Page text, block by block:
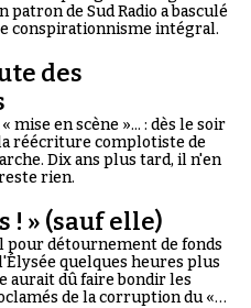
patron de Sud Radio a basculé
conspirationnisme intégral.
des
mise en scène »... : dès le soir
réécriture complotiste de
Dix ans plus tard, il n'en
rien.
! » (sauf elle)
pour détournement de fonds
quelques heures plus
aurait dû faire bondir les
de la corruption du «